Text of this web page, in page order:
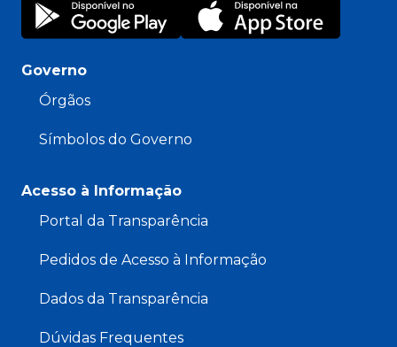
Governo
Órgãos
Símbolos do Governo
Acesso à Informação
Portal da Transparência
Pedidos de Acesso à Informação
Dados da Transparência
Dúvidas Frequentes